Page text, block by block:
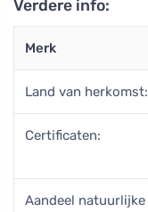
Verdere info:
Merk
Land van herkomst:
Certificaten:
Aandeel natuurlijke